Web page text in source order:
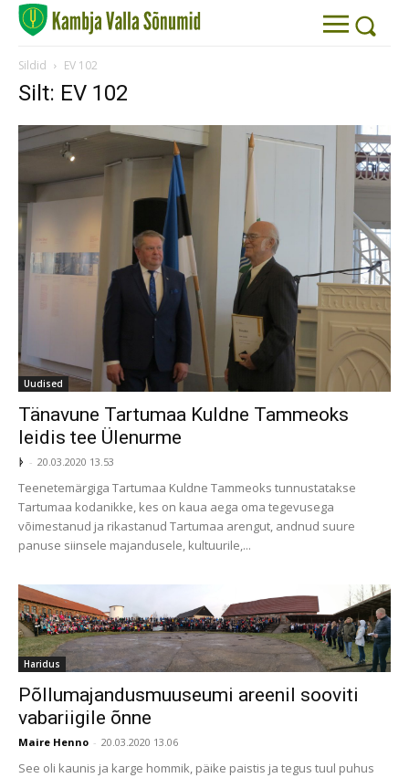
Sildid EV 102
Silt: EV 102
Uudised
Tänavune Tartumaa Kuldne Tammeoks
leidis tee Ülenurme
ᚦ - 20.03.2020 13.53
Teenetemärgiga Tartumaa Kuldne Tammeoks tunnustatakse
Tartumaa kodanikke, kes on kaua aega oma tegevusega
võimestanud ja rikastanud Tartumaa arengut, andnud suure
panuse siinsele majandusele, kultuurile,...
Haridus
Põllumajandusmuuseumi areenil sooviti
vabariigile õnne
Maire Henno - 20.03.2020 13.06
See oli kaunis ja karge hommik, päike paistis ja tegus tuul puhus